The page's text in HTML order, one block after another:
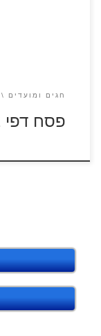
חגים ומועדים
פסח דפי